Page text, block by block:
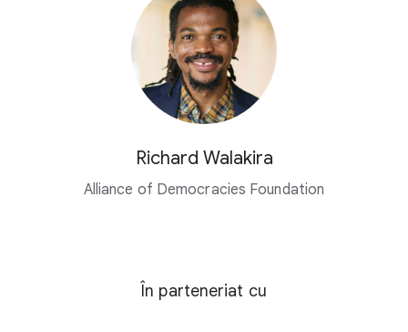
Richard Walakira
Alliance of Democracies Foundation
În parteneriat cu